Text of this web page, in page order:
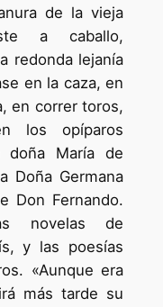
de la vieja
a caballo,
redonda lejanía
en la caza, en
en correr toros,
los opíparos
doña María de
Doña Germana
Don Fernando.
novelas de
y las poesías
«Aunque era
más tarde su